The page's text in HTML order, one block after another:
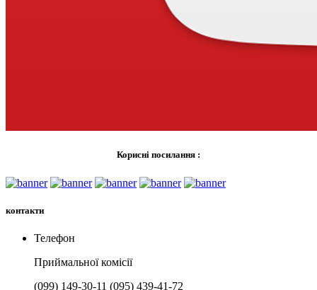
Корисні посилання :
контакти
Телефон
Приймальної комiсії
(099) 149-30-11 (095) 439-41-72